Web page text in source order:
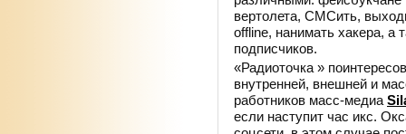
вертолета, СМСить,
offline, нанимать хакера, а
подписчиков.
«Радиоточка »
внутренней, внешней и
работников масс-медиа
если наступит час икс.